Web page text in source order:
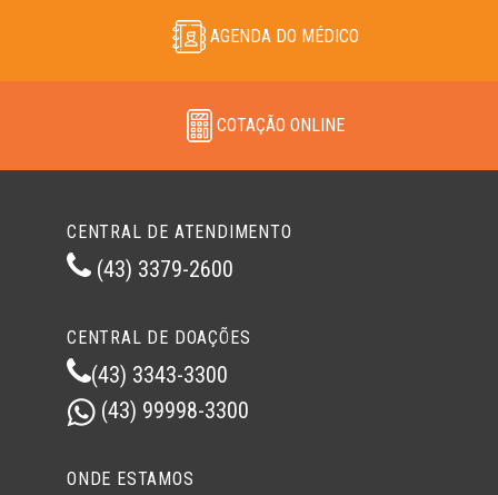
AGENDA DO MÉDICO
COTAÇÃO ONLINE
CENTRAL DE ATENDIMENTO
(43) 3379-2600
CENTRAL DE DOAÇÕES
(43) 3343-3300
(43) 99998-3300
ONDE ESTAMOS